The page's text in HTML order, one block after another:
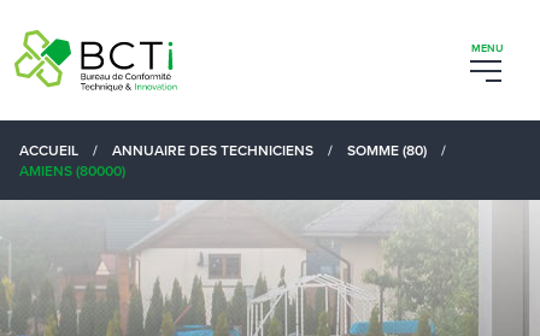
ACCUEIL / ANNUAIRE DES TECHNICIENS / SOMME (80)
/
AMIENS (80000)